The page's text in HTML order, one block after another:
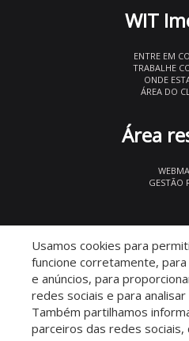
WIT
ENTRE EM
TRABALHE
ONDE
ÁREA DO
Área
GESTÃO
Usamos cookies para
funcione corretamente,
e anúncios, para
redes sociais e para
Também partilhamos
parceiros das redes sociais,